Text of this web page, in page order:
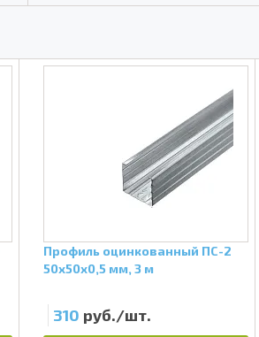
Профиль оцинкованный ПС-2
50х50х0,5 мм, 3 м
310 руб./шт.